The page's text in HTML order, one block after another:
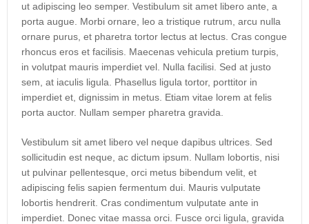
ut adipiscing leo semper. Vestibulum sit amet libero ante, a
porta augue. Morbi ornare, leo a tristique rutrum, arcu nulla
ornare purus, et pharetra tortor lectus at lectus. Cras congue
rhoncus eros et facilisis. Maecenas vehicula pretium turpis,
in volutpat mauris imperdiet vel. Nulla facilisi. Sed at justo
sem, at iaculis ligula. Phasellus ligula tortor, porttitor in
imperdiet et, dignissim in metus. Etiam vitae lorem at felis
porta auctor. Nullam semper pharetra gravida.
Vestibulum sit amet libero vel neque dapibus ultrices. Sed
sollicitudin est neque, ac dictum ipsum. Nullam lobortis, nisi
ut pulvinar pellentesque, orci metus bibendum velit, et
adipiscing felis sapien fermentum dui. Mauris vulputate
lobortis hendrerit. Cras condimentum vulputate ante in
imperdiet. Donec vitae massa orci. Fusce orci ligula, gravida